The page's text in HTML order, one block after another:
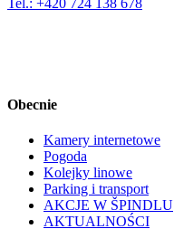
Tel.: +420 724 138 678
Obecnie
Kamery internetowe
Pogoda
Kolejky linowe
Parking i transport
AKCJE W ŠPINDLU
AKTUALNOŚCI